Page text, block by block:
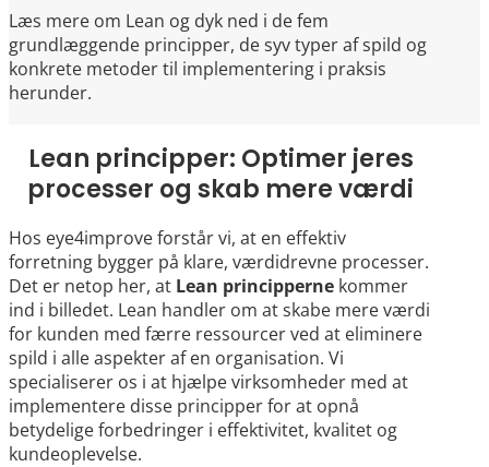
Læs mere om Lean og dyk ned i de fem
grundlæggende principper, de syv typer af spild og
konkrete metoder til implementering i praksis
herunder.
Lean principper: Optimer jeres
processer og skab mere værdi
Hos eye4improve forstår vi, at en effektiv
forretning bygger på klare, værdidrevne processer.
Det er netop her, at Lean principperne kommer
ind i billedet. Lean handler om at skabe mere værdi
for kunden med færre ressourcer ved at eliminere
spild i alle aspekter af en organisation. Vi
specialiserer os i at hjælpe virksomheder med at
implementere disse principper for at opnå
betydelige forbedringer i effektivitet, kvalitet og
kundeoplevelse.